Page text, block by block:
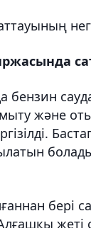
бензин
және